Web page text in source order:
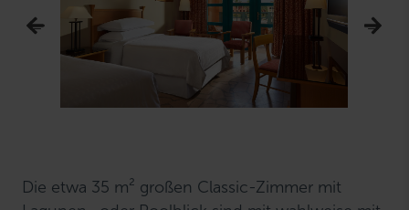
Die etwa 35 m² großen Classic-Zimmer mit